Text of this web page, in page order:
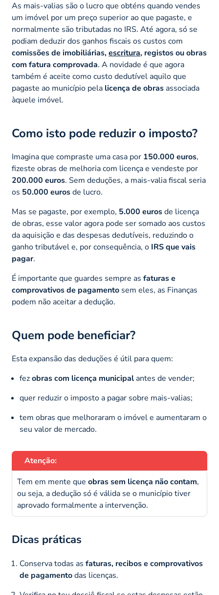
As mais-valias são o lucro que obténs quando vendes
um imóvel por um preço superior ao que pagaste, e
normalmente são tributadas no IRS. Até agora, só se
podiam deduzir dos ganhos fiscais os custos com
comissões de imobiliárias,escritura, registos ou obras
com fatura comprovada. A novidade é que agora
também é aceite como custo dedutível aquilo que
pagaste ao município pela licença de obras associada
àquele imóvel.
Como isto pode reduzir o imposto?
Imagina que compraste uma casa por 150.000 euros,
fizeste obras de melhoria com licença e vendeste por
200.000 euros. Sem deduções, a mais-valia fiscal seria
os 50.000 eurosde lucro.
Mas se pagaste, por exemplo, 5.000 eurosde licença
de obras, esse valor agora pode ser somado aos custos
da aquisição e das despesas dedutíveis, reduzindo o
ganho tributável e, por consequência, o IRS que vais
pagar.
É importante que guardes sempre as faturas e
comprovativos de pagamento sem eles, as Finanças
podem não aceitar a dedução.
Quem pode beneficiar?
Esta expansão das deduções é útil para quem:
fezobras com licença municipal antes de vender;
quer reduzir o imposto a pagar sobre mais-valias;
tem obras que melhoraram o imóvel e aumentaram o
seu valor de mercado.
Atenção:
Tem em mente que obras sem licença não contam,
ou seja, a dedução só é válida se o município tiver
aprovado formalmente a intervenção.
Dicas práticas
Conserva todas as faturas, recibos e comprovativos
de pagamentodas licenças.